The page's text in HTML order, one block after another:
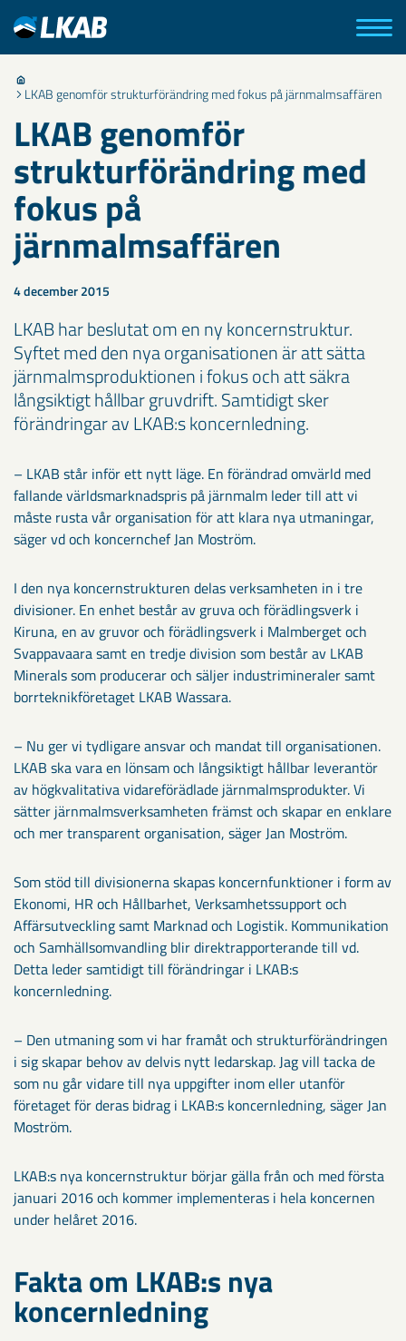
LKAB genomför strukturförändring med fokus på järnmalmsaffären
LKAB genomför
strukturförändring med
fokus på
järnmalmsaffären
4 december 2015
LKAB har beslutat om en ny koncernstruktur.
Syftet med den nya organisationen är att sätta
järnmalmsproduktionen i fokus och att säkra
långsiktigt hållbar gruvdrift. Samtidigt sker
förändringar av LKAB:s koncernledning.
– LKAB står inför ett nytt läge. En förändrad omvärld med
fallande världsmarknadspris på järnmalm leder till att vi
måste rusta vår organisation för att klara nya utmaningar,
säger vd och koncernchef Jan Moström.
I den nya koncernstrukturen delas verksamheten in i tre
divisioner. En enhet består av gruva och förädlingsverk i
Kiruna, en av gruvor och förädlingsverk i Malmberget och
Svappavaara samt en tredje division som består av LKAB
Minerals som producerar och säljer industrimineraler samt
borrteknikföretaget LKAB Wassara.
– Nu ger vi tydligare ansvar och mandat till organisationen.
LKAB ska vara en lönsam och långsiktigt hållbar leverantör
av högkvalitativa vidareförädlade järnmalmsprodukter. Vi
sätter järnmalmsverksamheten främst och skapar en enklare
och mer transparent organisation, säger Jan Moström.
Som stöd till divisionerna skapas koncernfunktioner i form av
Ekonomi, HR och Hållbarhet, Verksamhetssupport och
Affärsutveckling samt Marknad och Logistik. Kommunikation
och Samhällsomvandling blir direktrapporterande till vd.
Detta leder samtidigt till förändringar i LKAB:s
koncernledning.
– Den utmaning som vi har framåt och strukturförändringen
i sig skapar behov av delvis nytt ledarskap. Jag vill tacka de
som nu går vidare till nya uppgifter inom eller utanför
företaget för deras bidrag i LKAB:s koncernledning, säger Jan
Moström.
LKAB:s nya koncernstruktur börjar gälla från och med första
januari 2016 och kommer implementeras i hela koncernen
under helåret 2016.
Fakta om LKAB:s nya
koncernledning